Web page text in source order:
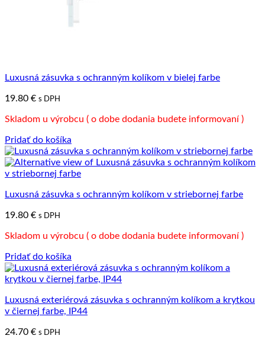
Luxusná zásuvka s ochranným kolíkom v bielej farbe
19.80 € s DPH
Skladom u výrobcu ( o dobe dodania budete informovaní )
Pridať do košíka
Luxusná zásuvka s ochranným kolíkom v striebornej farbe
19.80 € s DPH
Skladom u výrobcu ( o dobe dodania budete informovaní )
Pridať do košíka
Luxusná exteriérová zásuvka s ochranným kolíkom a krytkou
v čiernej farbe, IP44
24.70 € s DPH